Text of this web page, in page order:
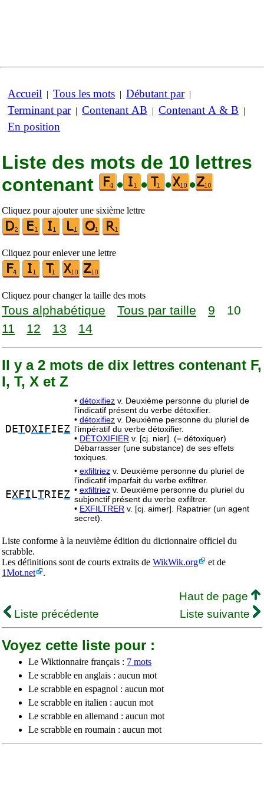
Accueil | Tous les mots | Débutant par|
Terminant par| Contenant AB | Contenant A & B |
En position
Liste des mots de 10 lettres
contenant
• • • •
Cliquez pour ajouter une sixième lettre
Cliquez pour enlever une lettre
Cliquez pour changer la taille des mots
Tous alphabétique Tous par taille 9
10
11
12 13 14
Il y a 2 mots de dix lettres contenant F,
I, T, X et Z
DETOXIFIEZ
• détoxifiez v. Deuxième personne du pluriel de
l’indicatif présent du verbe détoxifier.
• détoxifiez v. Deuxième personne du pluriel de
l’impératif du verbe détoxifier.
• DÉTOXIFIER v. [cj. nier]. (= détoxiquer)
Débarrasser (une substance) de ses effets
toxiques.
EXFI LTRIEZ
• exfiltriez v. Deuxième personne du pluriel de
l’indicatif imparfait du verbe exfiltrer.
• exfiltriez v. Deuxième personne du pluriel du
subjonctif présent du verbe exfiltrer.
• EXFILTRER v. [cj. aimer]. Rapatrier (un agent
secret).
Liste conforme à la neuvième édition du dictionnaire officiel du
scrabble.
Les définitions sont de courts extraits de WikWik.org
et de
1Mot.net
.
Haut de page
Liste précédente
Liste suivante
Voyez cette liste pour :
Le Wiktionnaire français : 7 mots
Le scrabble en anglais : aucun mot
Le scrabble en espagnol : aucun mot
Le scrabble en italien : aucun mot
Le scrabble en allemand : aucun mot
Le scrabble en roumain : aucun mot